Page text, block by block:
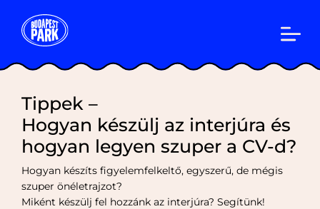
Tippek –
Hogyan készülj az interjúra és
hogyan legyen szuper a CV-d?
Hogyan készíts figyelemfelkeltő, egyszerű, de mégis
szuper önéletrajzot?
Miként készülj fel hozzánk az interjúra? Segítünk!